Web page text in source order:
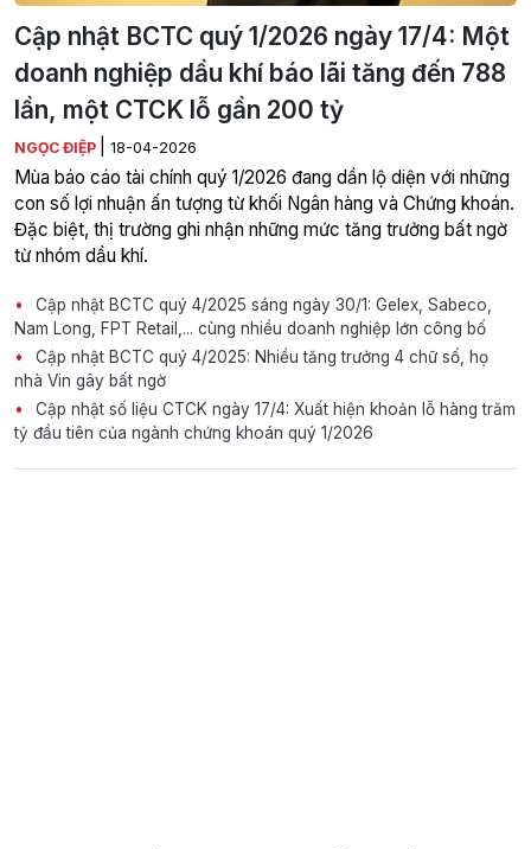
Cập nhật BCTC quý 1/2026 ngày 17/4: Một
doanh nghiệp dầu khí báo lãi tăng đến 788
lần, một CTCK lỗ gần 200 tỷ
NGỌC ĐIỆP 18-04-2026
Mùa báo cáo tài chính quý 1/2026 đang dần lộ diện với những
con số lợi nhuận ấn tượng từ khối Ngân hàng và Chứng khoán.
Đặc biệt, thị trường ghi nhận những mức tăng trưởng bất ngờ
từ nhóm dầu khí.
Cập nhật BCTC quý 4/2025 sáng ngày 30/1: Gelex, Sabeco,
Nam Long, FPT Retail,... cùng nhiều doanh nghiệp lớn công bố
Cập nhật BCTC quý 4/2025: Nhiều tăng trưởng 4 chữ số, họ
nhà Vin gây bất ngờ
Cập nhật số liệu CTCK ngày 17/4: Xuất hiện khoản lỗ hàng trăm
tỷ đầu tiên của ngành chứng khoán quý 1/2026